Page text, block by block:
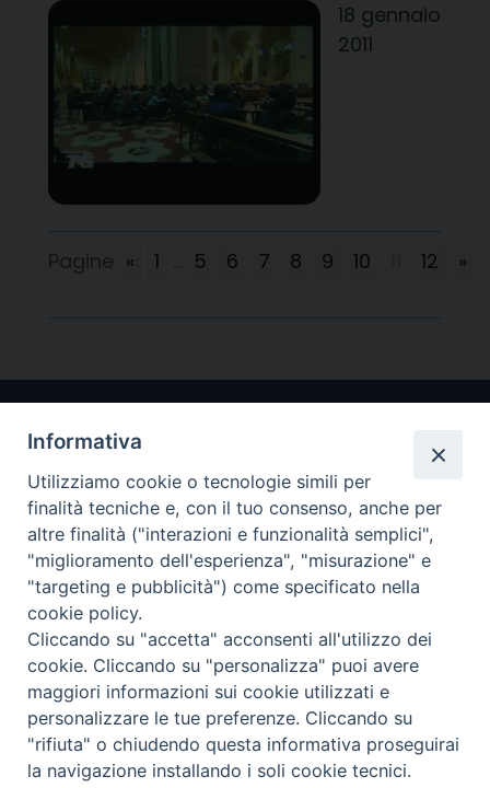
18 gennaio
2011
Pagine « 1 5 6 7 8 9 10 12 »
Arcidiocesi di Ravenna-Cervia
CONTATTI
Piazza Arcivescovado, 1 48121- Ravenna
tel 0544.541655
curia@diocesiravennacervia.it
Per segnalazioni tecniche e aggiornamenti:
Informativa
Utilizziamo cookie o tecnologie simili per
finalità tecniche e, con il tuo consenso, anche per
altre finalità ("interazioni e funzionalità semplici",
"miglioramento dell'esperienza", "misurazione" e
"targeting e pubblicità") come specificato nella
cookie policy.
Cliccando su "accetta" acconsenti all'utilizzo dei
cookie. Cliccando su "personalizza" puoi avere
maggiori informazioni sui cookie utilizzati e
personalizzare le tue preferenze. Cliccando su
"rifiuta" o chiudendo questa informativa proseguirai
la navigazione installando i soli cookie tecnici.